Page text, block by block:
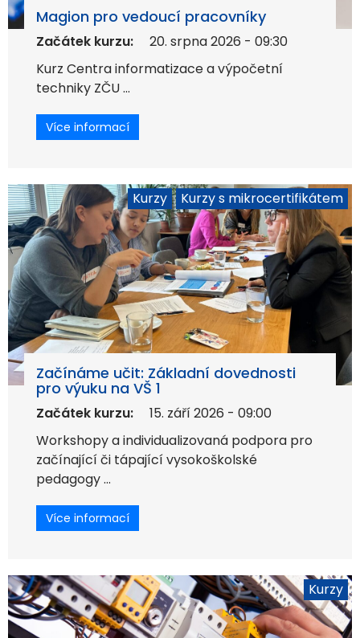
Magion pro vedoucí pracovníky
Začátek kurzu:
20. srpna 2026 - 09:30
Kurz Centra informatizace a výpočetní
techniky ZČU ...
Více informací
Kurzy Kurzy s mikrocertifikátem
Začínáme učit: Základní dovednosti
pro výuku na VŠ 1
Začátek kurzu:
15. září 2026 - 09:00
Workshopy a individualizovaná podpora pro
začínající či tápající vysokoškolské
pedagogy ...
Více informací
Kurzy